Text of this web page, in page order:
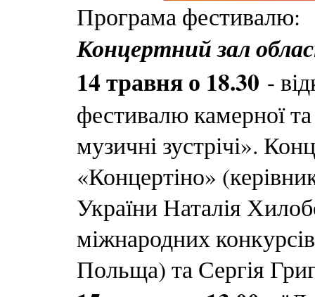
Програма фестивалю:
Концертний зал
14 травня о 18.30 -
фестивалю камерної
музичні зустрічі».
«Концертіно»
України Наталія
міжнародних
Польща) та Сергія